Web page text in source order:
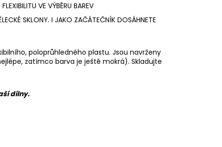
VE VÝBĚRU BAREV
SKLONY. I JAKO ZAČÁTEČNÍK DOSÁHNETE
poloprůhledného plastu. Jsou navrženy
zatímco barva je ještě mokrá). Skladujte
dílny.